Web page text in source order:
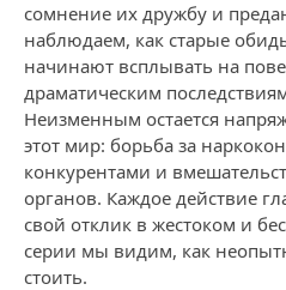
сомнение их дружбу и
наблюдаем, как старые
начинают всплывать на
драматическим
Неизменным остается
этот мир: борьба за
конкурентами и
органов. Каждое действие
свой отклик в жестоком и
серии мы видим, как
стоить.